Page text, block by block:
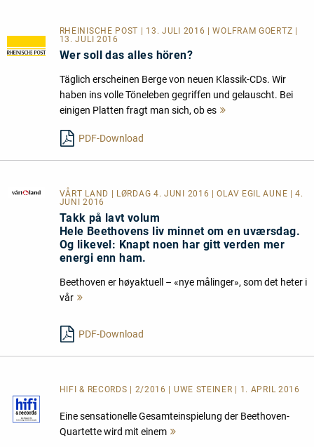
RHEINISCHE POST | 13. JULI 2016 | WOLFRAM GOERTZ |
13. JULI 2016
Wer soll das alles hören?
Täglich erscheinen Berge von neuen Klassik-CDs. Wir
haben ins volle Töneleben gegriffen und gelauscht. Bei
einigen Platten fragt man sich, ob es
PDF-Download
VÅRT LAND
| LØRDAG 4. JUNI 2016 | OLAV EGIL AUNE | 4.
JUNI 2016
Takk på lavt volum
Hele Beethovens liv minnet om en uværsdag.
Og likevel: Knapt noen har gitt verden mer
energi enn ham.
Beethoven er høyaktuell – «nye målinger», som det heter i
vår
PDF-Download
HIFI & RECORDS | 2/2016 | UWE STEINER | 1. APRIL 2016
Eine sensationelle Gesamteinspielung der Beethoven-
Quartette wird mit einem